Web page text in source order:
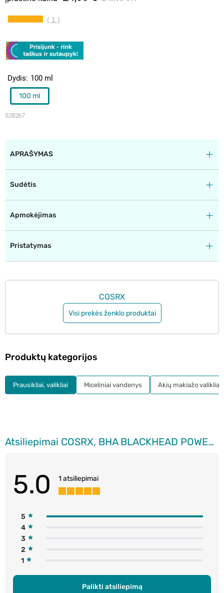
( 1 )
528267
Dydis 100 ml
100 ml
APRAŠYMAS
Sudėtis
Apmokėjimas
Pristatymas
COSRX
Visi prekės ženklo produktai
Atsiliepimai COSRX, BHA BLACKHEAD POWER LIQUID, eksfolijuojanti esencija, 100 ml.
5.0 1 atsiliepimai
5
4
3
2
1
Palikti atsiliepimą
Produktų kategorijos
Prausikliai, valikliai Miceliniai vandenys Akių makiažo valikliai